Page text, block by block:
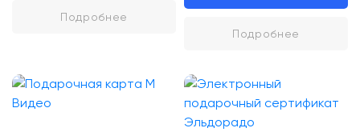
Подробнее
Подробнее